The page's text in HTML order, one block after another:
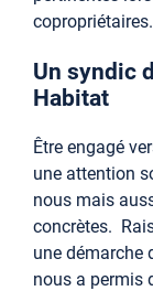
copropriétaires.
Un syndic
Habitat
Être engagé
une attention
nous mais
concrètes.
une démarche
nous a permis